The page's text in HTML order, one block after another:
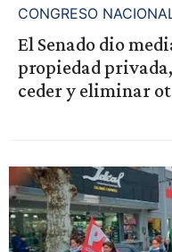
CONGRESO
El Senado dio
propiedad
ceder y eliminar